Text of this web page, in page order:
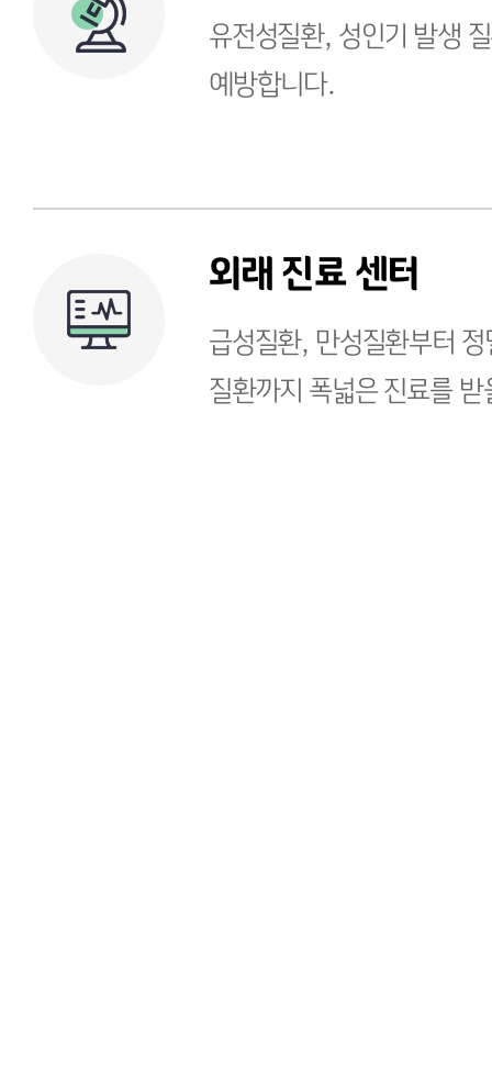
유전성질환, 성인기 발생
예방합니다.
외래 진료 센터
급성질환, 만성질환부터
질환까지 폭넓은 진료를